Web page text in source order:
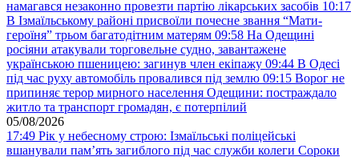
намагався незаконно провезти партію лікарських засобів 10:17
В Ізмаїльському районі присвоїли почесне звання “Мати-
героїня” трьом багатодітним матерям 09:58 На Одещині
росіяни атакували торговельне судно, завантажене
українською пшеницею: загинув член екіпажу 09:44 В Одесі
під час руху автомобіль провалився під землю 09:15 Ворог не
припиняє терор мирного населення Одещини: постраждало
житло та транспорт громадян, є потерпілий
05/08/2026
17:49 Рік у небесному строю: Ізмаїльські поліцейські
вшанували пам’ять загиблого під час служби колеги Сороки